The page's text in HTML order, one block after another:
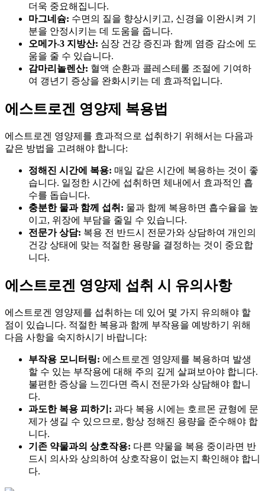
더욱 중요해집니다.
마그네슘: 수면의 질을 향상시키고, 신경을 이완시켜 기
분을 안정시키는 데 도움을 줍니다.
오메가-3 지방산: 심장 건강 증진과 함께 염증 감소에 도
움을 줄 수 있습니다.
감마리놀렌산: 혈액 순환과 콜레스테롤 조절에 기여하
여 갱년기 증상을 완화시키는 데 효과적입니다.
에스트로겐 영양제 복용법
에스트로겐 영양제를 효과적으로 섭취하기 위해서는 다음과
같은 방법을 고려해야 합니다:
정해진 시간에 복용: 매일 같은 시간에 복용하는 것이 좋
습니다. 일정한 시간에 섭취하면 체내에서 효과적인 흡
수를 돕습니다.
충분한 물과 함께 섭취: 물과 함께 복용하면 흡수율을 높
이고, 위장에 부담을 줄일 수 있습니다.
전문가 상담: 복용 전 반드시 전문가와 상담하여 개인의
건강 상태에 맞는 적절한 용량을 결정하는 것이 중요합
니다.
에스트로겐 영양제 섭취 시 유의사항
에스트로겐 영양제를 섭취하는 데 있어 몇 가지 유의해야 할
점이 있습니다. 적절한 복용과 함께 부작용을 예방하기 위해
다음 사항을 숙지하시기 바랍니다:
부작용 모니터링: 에스트로겐 영양제를 복용하며 발생
할 수 있는 부작용에 대해 주의 깊게 살펴보아야 합니다.
불편한 증상을 느낀다면 즉시 전문가와 상담해야 합니
다.
과도한 복용 피하기: 과다 복용 시에는 호르몬 균형에 문
제가 생길 수 있으므로, 항상 정해진 용량을 준수해야 합
니다.
기존 약물과의 상호작용: 다른 약물을 복용 중이라면 반
드시 의사와 상의하여 상호작용이 없는지 확인해야 합니
다.